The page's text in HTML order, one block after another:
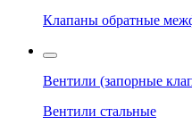
Клапаны обратные
Вентили (запорные
Вентили стальные